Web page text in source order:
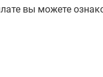
вы можете